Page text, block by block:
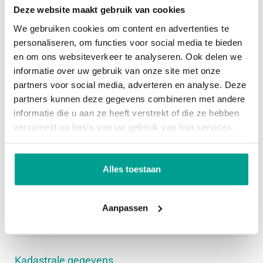
Deze website maakt gebruik van cookies
We gebruiken cookies om content en advertenties te
personaliseren, om functies voor social media te bieden
en om ons websiteverkeer te analyseren. Ook delen we
informatie over uw gebruik van onze site met onze
partners voor social media, adverteren en analyse. Deze
partners kunnen deze gegevens combineren met andere
informatie die u aan ze heeft verstrekt of die ze hebben
verzameld op basis van uw gebruik van hun services.
Alles toestaan
Aanpassen
boiler voor het warme water en een extra wastafel.
Dankzij de aanwezige airconditioning kan de
slaapkamer comfortabel worden verwarmd én
gekoeld. Ook is er een zonnescherm aanwezig. Via
deze kamer is bovendien de achtertuin bereikbaar.
Aangrenzend bevindt zich de tweede slaapkamer,
vloerverwarming. De lichtkoepel zorgt hier voor een
Overig
Permanente bewoning Ja
Onderhoud binnen Goed tot uitstekend
Onderhoud buiten Goed tot uitstekend
Huidig gebruik Woonruimte
Voorzieningen
Tv kabel, Buitenzonwering, Airconditioning,
Kadastrale gegevens